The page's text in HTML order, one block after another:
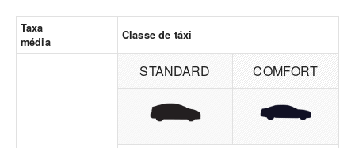
Taxa
média
Classe de táxi
STANDARD COMFORT